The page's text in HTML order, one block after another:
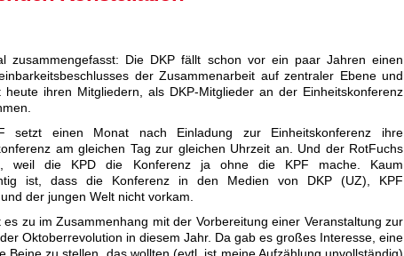
zusammengefasst: Die DKP fällt schon vor ein paar Jahren einen
der Zusammenarbeit auf zentraler Ebene und
heute ihren Mitgliedern, als DKP-Mitglieder an der Einheitskonferenz
setzt einen Monat nach Einladung zur Einheitskonferenz ihre
am gleichen Tag zur gleichen Uhrzeit an. Und der RotFuchs
weil die KPD die Konferenz ja ohne die KPF mache. Kaum
ist, dass die Konferenz in den Medien von DKP (UZ), KPF
der jungen Welt nicht vorkam.
zu im Zusammenhang mit der Vorbereitung einer Veranstaltung zur
Oktoberrevolution in diesem Jahr. Da gab es großes Interesse, eine